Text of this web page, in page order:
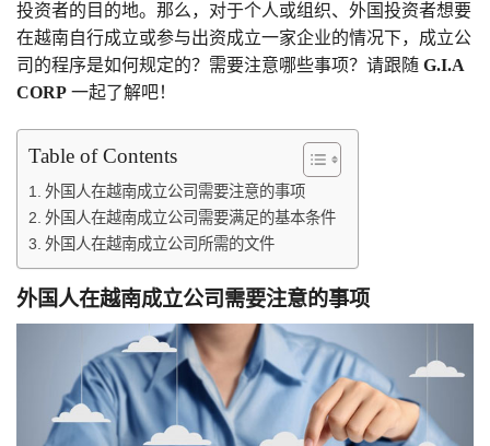
投资者的目的地。那么，对于个人或组织、外国投资者想要
在越南自行成立或参与出资成立一家企业的情况下，成立公
司的程序是如何规定的？需要注意哪些事项？请跟随 G.I.A
CORP 一起了解吧！
Table of Contents
外国人在越南成立公司需要注意的事项
外国人在越南成立公司需要满足的基本条件
外国人在越南成立公司所需的文件
外国人在越南成立公司需要注意的事项